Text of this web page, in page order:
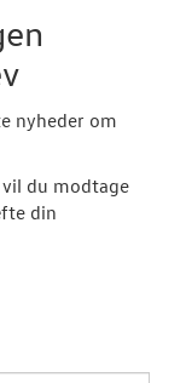
TILBEHØR
nyheder om
vil du modtage
din